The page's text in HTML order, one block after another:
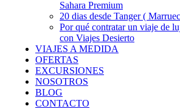
Sahara Premium
20 dias desde Tanger (
Por qué contratar un viaje de
con Viajes Desierto
VIAJES A MEDIDA
OFERTAS
EXCURSIONES
NOSOTROS
BLOG
CONTACTO